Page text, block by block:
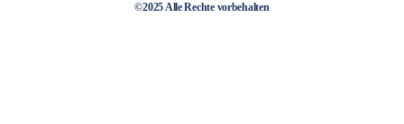
©2025 Alle Rechte vorbehalten